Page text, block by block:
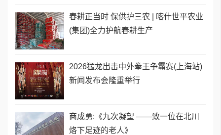
春耕正当时 保供护三农 | 喀什世平农业
(集团)全力护航春耕生产
2026猛龙出击中外拳王争霸赛(上海站)
新闻发布会隆重举行
商成勇:《九次凝望 ——致一位在北川
烙下足迹的老人》